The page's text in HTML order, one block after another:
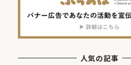
人気の記事